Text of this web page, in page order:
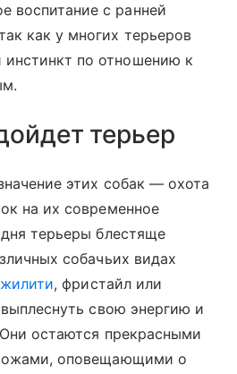
воспитание с ранней
как у многих терьеров
инстинкт по отношению к
терьер
этих собак — охота
на их современное
терьеры блестяще
собачьих видах
, фристайл или
свою энергию и
остаются прекрасными
оповещающими о